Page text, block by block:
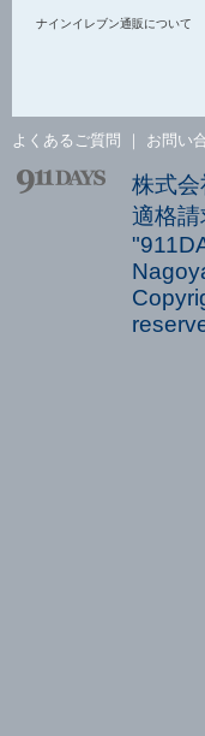
ナインイレブン通販について
よくあるご質問 お問い
株式
適格